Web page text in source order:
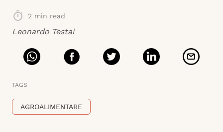
2 min read
Leonardo Testai
TAGS
AGROALIMENTARE